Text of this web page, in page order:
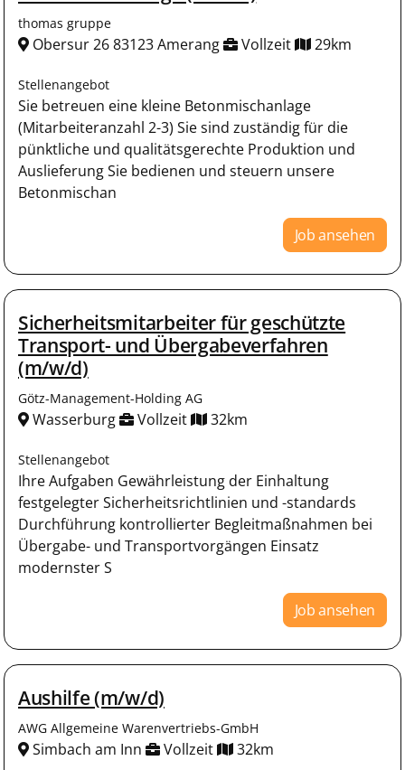
thomas gruppe
Obersur 26 83123 Amerang Vollzeit 29km
Stellenangebot
Sie betreuen eine kleine Betonmischanlage
(Mitarbeiteranzahl 2-3) Sie sind zuständig für die
pünktliche und qualitätsgerechte Produktion und
Auslieferung Sie bedienen und steuern unsere
Betonmischan
Job ansehen
Sicherheitsmitarbeiter für geschützte
Transport- und Übergabeverfahren
(m/w/d)
Götz-Management-Holding AG
Wasserburg Vollzeit 32km
Stellenangebot
Ihre Aufgaben Gewährleistung der Einhaltung
festgelegter Sicherheitsrichtlinien und -standards
Durchführung kontrollierter Begleitmaßnahmen bei
Übergabe- und Transportvorgängen Einsatz
modernster S
Job ansehen
Aushilfe (m/w/d)
AWG Allgemeine Warenvertriebs-GmbH
Simbach am Inn Vollzeit 32km